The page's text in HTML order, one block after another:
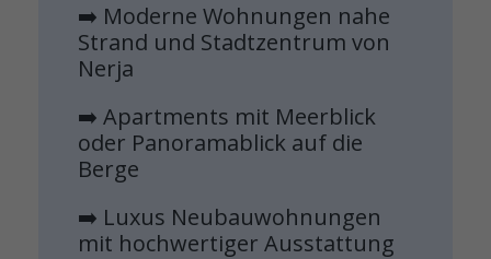
➡️ Moderne Wohnungen nahe
Strand und Stadtzentrum von
Nerja
➡️ Apartments mit Meerblick
oder Panoramablick auf die
Berge
➡️ Luxus Neubauwohnungen
mit hochwertiger Ausstattung